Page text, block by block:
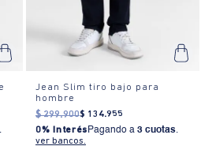
.
Jean Slim tiro bajo para
hombre
$ 299.900$ 134.955
0% Interés Pagando a 3 cuotas.
ver bancos.